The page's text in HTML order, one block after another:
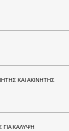
ΚΑΙ ΑΚΙΝΗΤΗΣ
ΓΙΑ ΚΑΛΥΨΗ